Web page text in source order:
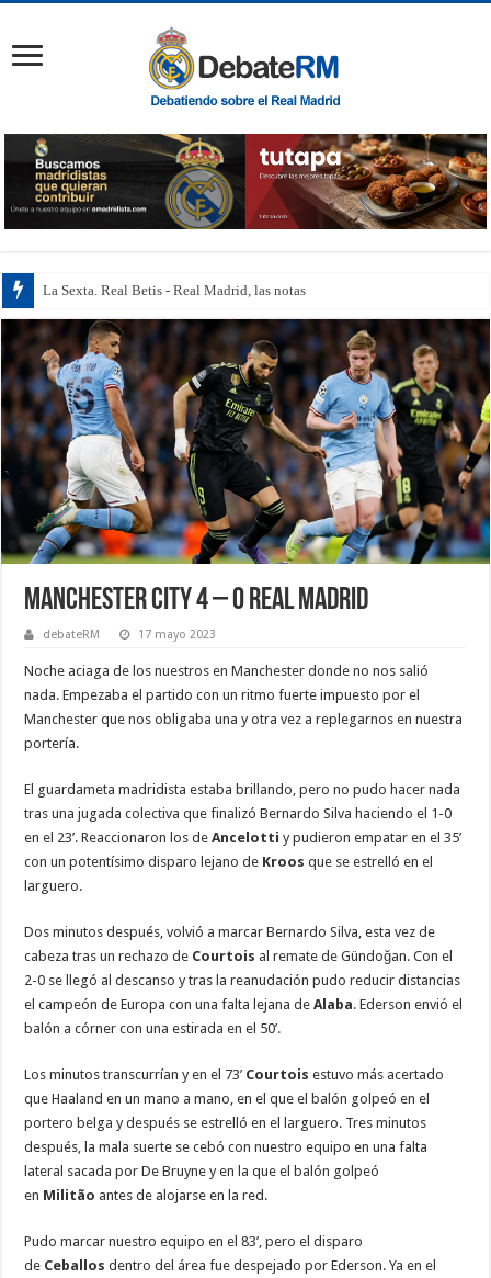
La Sexta. Real Betis - Real Madrid, las notas de los j
Manchester City 4 – 0 Real Madrid
debateRM 17 mayo 2023
Noche aciaga de los nuestros en Manchester donde no nos salió
nada. Empezaba el partido con un ritmo fuerte impuesto por el
Manchester que nos obligaba una y otra vez a replegarnos en nuestra
portería.
El guardameta madridista estaba brillando, pero no pudo hacer nada
tras una jugada colectiva que finalizó Bernardo Silva haciendo el 1-0
en el 23’. Reaccionaron los deAncelotti y pudieron empatar en el 35’
con un potentísimo disparo lejano de Kroos que se estrelló en el
larguero.
Dos minutos después, volvió a marcar Bernardo Silva, esta vez de
cabeza tras un rechazo de Courtois al remate de Gündoğan. Con el
2-0 se llegó al descanso y tras la reanudación pudo reducir distancias
el campeón de Europa con una falta lejana deAlaba. Ederson envió el
balón a córner con una estirada en el 50’.
Los minutos transcurrían y en el 73’ Courtois estuvo más acertado
que Haaland en un mano a mano, en el que el balón golpeó en el
portero belga y después se estrelló en el larguero. Tres minutos
después, la mala suerte se cebó con nuestro equipo en una falta
lateral sacada por De Bruyne y en la que el balón golpeó
en Militão antes de alojarse en la red.
Pudo marcar nuestro equipo en el 83’, pero el disparo
de Ceballos dentro del área fue despejado por Ederson. Ya en el